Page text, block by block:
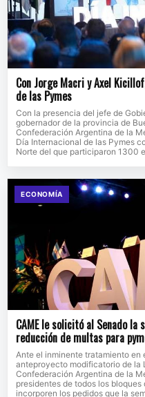
Con Jorge Macri y Axel
de las Pymes
Con la presencia del jefe de
gobernador de la provincia de
Confederación Argentina de la
Día Internacional de las Pymes
Norte del que participaron 1300
ECONOMÍA
CAME le solicitó al Senado la
reducción de multas para
Ante el inminente tratamiento en
anteproyecto modificatorio de la
Confederación Argentina de la
presidentes de todos los
incorporen los pedidos que la